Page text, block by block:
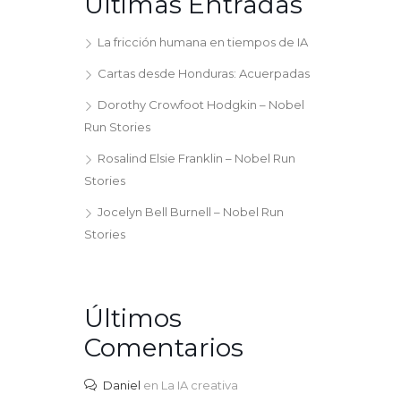
La fricción humana en tiempos de IA
Cartas desde Honduras: Acuerpadas
Dorothy Crowfoot Hodgkin – Nobel
Run Stories
Rosalind Elsie Franklin – Nobel Run
Stories
Jocelyn Bell Burnell – Nobel Run
Stories
Últimos
Comentarios
Daniel en La IA creativa